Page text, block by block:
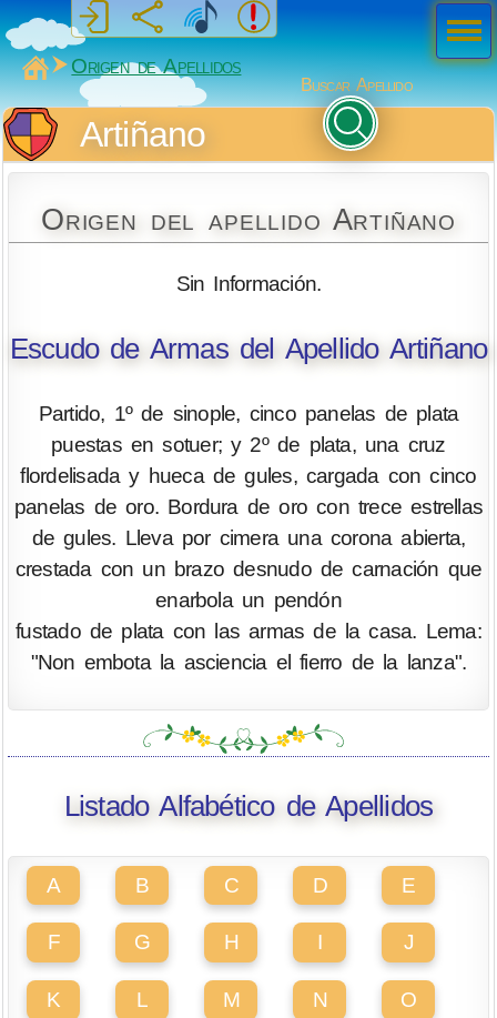
MiSabueso
Origen de Apellidos
Buscar Apellido
Artiñano
Origen del apellido Artiñano
Sin Información.
Escudo de Armas del Apellido Artiñano
Partido, 1º de sinople, cinco panelas de plata
puestas en sotuer; y 2º de plata, una cruz
flordelisada y hueca de gules, cargada con cinco
panelas de oro. Bordura de oro con trece estrellas
de gules. Lleva por cimera una corona abierta,
crestada con un brazo desnudo de carnación que
enarbola un pendón
fustado de plata con las armas de la casa. Lema:
"Non embota la asciencia el fierro de la lanza".
Listado Alfabético de Apellidos
A B C D E
F G H I J
K L M N O
Men
ú